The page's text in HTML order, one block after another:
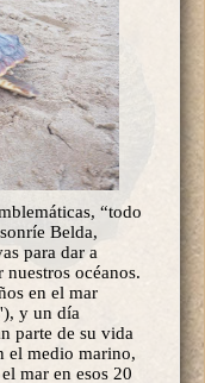
“todo
Belda,
para dar a
océanos.
en el mar
y un día
parte de su vida
el medio marino,
mar en esos 20